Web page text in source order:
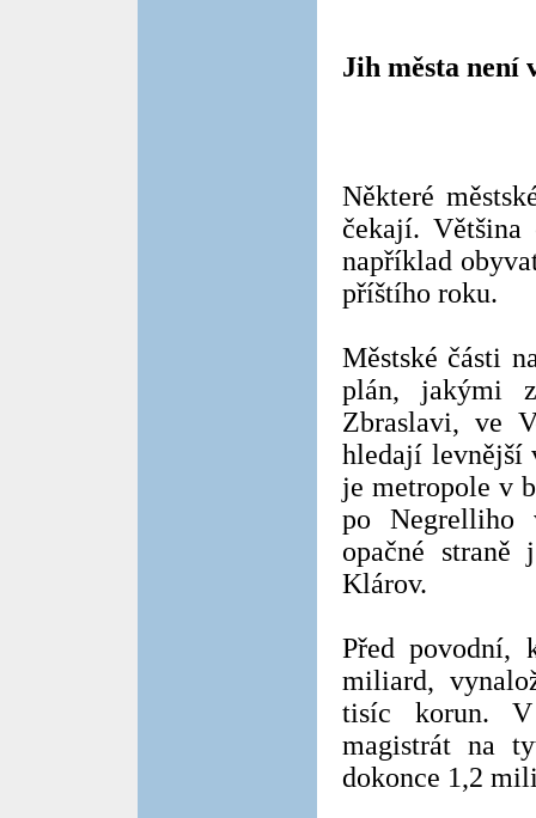
Jih města není
Některé
čekají. Většina
například
příštího roku.
Městské části
plán, jakými
Zbraslavi, ve
hledají levnější
je metropole v
po Negrelliho
opačné straně
Klárov.
Před povodní,
miliard,
tisíc korun.
magistrát na
dokonce 1,2